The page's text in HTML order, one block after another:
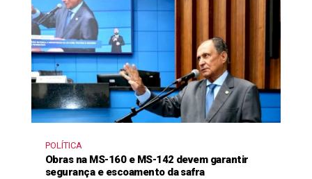
POLÍTICA
Obras na MS-160 e MS-142 devem garantir
segurança e escoamento da safra